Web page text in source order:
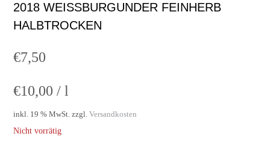
2018 WEISSBURGUNDER FEINHERB H
ALBTROCKEN
€7,50
€10,00 / l
inkl. 19 % MwSt. zzgl. Versandkosten
Nicht vorrätig